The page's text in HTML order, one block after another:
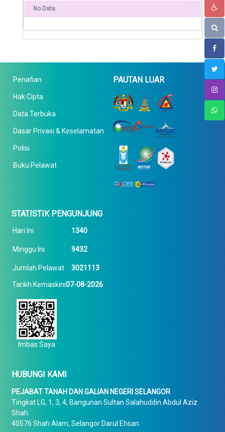
No Data
Penafian
Hak Cipta
Data Terbuka
Dasar Privasi & Keselamatan
Polisi
Buku Pelawat
PAUTAN LUAR
STATISTIK PENGUNJUNG
Hari Ini 1340
Minggu Ini 9432
Jumlah Pelawat 3021113
Tarikh Kemaskini07-08-2026
Imbas Saya
HUBUNGI KAMI
PEJABAT TANAH DAN GALIAN NEGERI SELANGOR
Tingkat LG, 1, 3, 4, Bangunan Sultan Salahuddin Abdul Aziz
Shah
40576 Shah Alam, Selangor Darul Ehsan.